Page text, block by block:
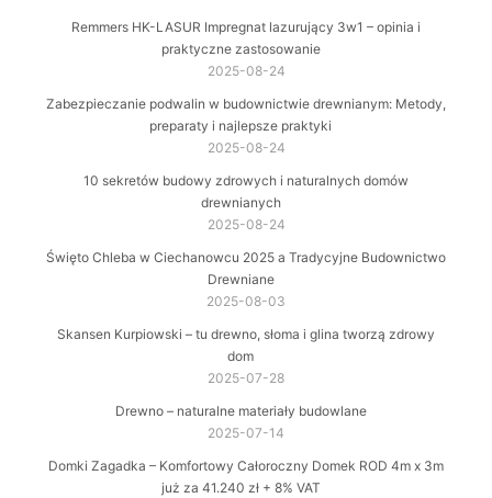
Remmers HK-LASUR Impregnat lazurujący 3w1 – opinia i
praktyczne zastosowanie
2025-08-24
Zabezpieczanie podwalin w budownictwie drewnianym: Metody,
preparaty i najlepsze praktyki
2025-08-24
10 sekretów budowy zdrowych i naturalnych domów
drewnianych
2025-08-24
Święto Chleba w Ciechanowcu 2025 a Tradycyjne Budownictwo
Drewniane
2025-08-03
Skansen Kurpiowski – tu drewno, słoma i glina tworzą zdrowy
dom
2025-07-28
Drewno – naturalne materiały budowlane
2025-07-14
Domki Zagadka – Komfortowy Całoroczny Domek ROD 4m x 3m
już za 41.240 zł + 8% VAT